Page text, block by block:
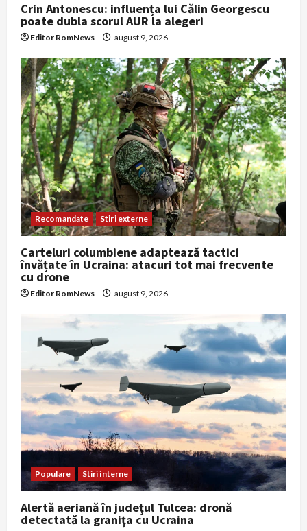
Crin Antonescu: influența lui Călin Georgescu
poate dubla scorul AUR la alegeri
Editor RomNews august 9, 2026
Recomandate Stiri externe
Carteluri columbiene adaptează tactici
învățate în Ucraina: atacuri tot mai frecvente
cu drone
Editor RomNews august 9, 2026
Populare Stiri interne
Alertă aeriană în județul Tulcea: dronă
detectată la graniţa cu Ucraina